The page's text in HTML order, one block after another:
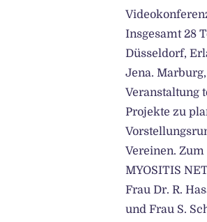
Insgesamt 28
Düsseldorf,
Jena.
Veranstaltung
Projekte zu
Vereinen.
MYOSITIS
Frau Dr. R.
und Frau S.